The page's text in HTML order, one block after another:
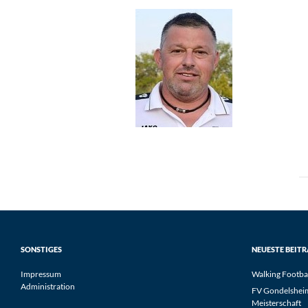
SONSTIGES
Impressum
Administration
NEUESTE
Walking
FV
Meisterschaft